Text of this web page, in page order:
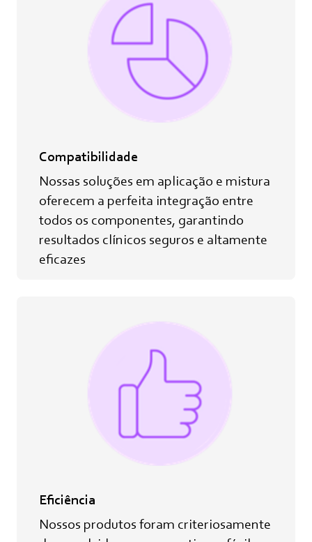
Compatibilidade
Nossas soluções em aplicação e mistura
oferecem a perfeita integração entre
todos os componentes, garantindo
resultados clínicos seguros e altamente
eficazes
Eficiência
Nossos produtos foram criteriosamente